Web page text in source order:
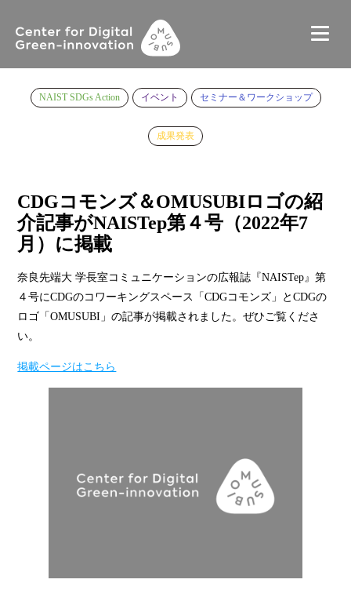
NAIST SDGs Action イベント セミナー＆ワークショップ
成果発表
CDGコモンズ＆OMUSUBIロゴの紹
介記事がNAISTep第４号（2022年7
月）に掲載
奈良先端大 学長室コミュニケーションの広報誌『NAISTep』第
４号にCDGのコワーキングスペース「CDGコモンズ」とCDGの
ロゴ「OMUSUBI」の記事が掲載されました。ぜひご覧くださ
い。
掲載ページはこちら